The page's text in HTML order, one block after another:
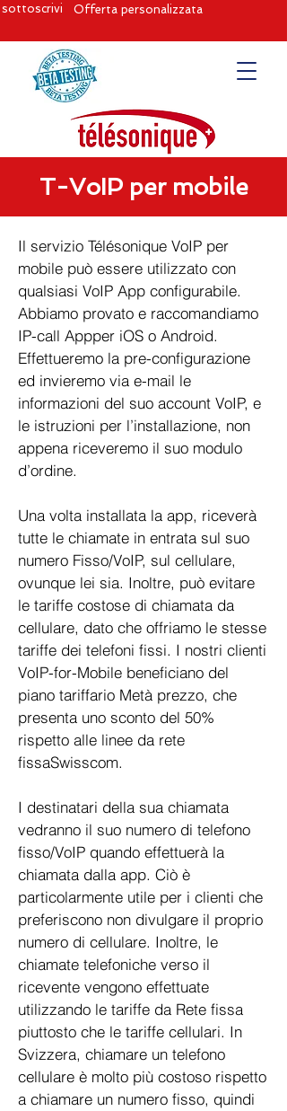
sottoscrivi Offerta personalizzata
T-VoIP per mobile
Il servizio Télésonique VoIP per
mobile può essere utilizzato con
qualsiasi VoIP App configurabile.
Abbiamo provato e raccomandiamo
IP-call Appper iOS o Android.
Effettueremo la pre-configurazione
ed invieremo via e-mail le
informazioni del suo account VoIP, e
le istruzioni per l’installazione, non
appena riceveremo il suo modulo
d’ordine.
Una volta installata la app, riceverà
tutte le chiamate in entrata sul suo
numero Fisso/VoIP, sul cellulare,
ovunque lei sia. Inoltre, può evitare
le tariffe costose di chiamata da
cellulare, dato che offriamo le stesse
tariffe dei telefoni fissi. I nostri clienti
VoIP-for-Mobile beneficiano del
piano tariffario Metà prezzo, che
presenta uno sconto del 50%
rispetto alle linee da rete
fissaSwisscom.
I destinatari della sua chiamata
vedranno il suo numero di telefono
fisso/VoIP quando effettuerà la
chiamata dalla app. Ciò è
particolarmente utile per i clienti che
preferiscono non divulgare il proprio
numero di cellulare. Inoltre, le
chiamate telefoniche verso il
ricevente vengono effettuate
utilizzando le tariffe da Rete fissa
piuttosto che le tariffe cellulari. In
Svizzera, chiamare un telefono
cellulare è molto più costoso rispetto
a chiamare un numero fisso, quindi